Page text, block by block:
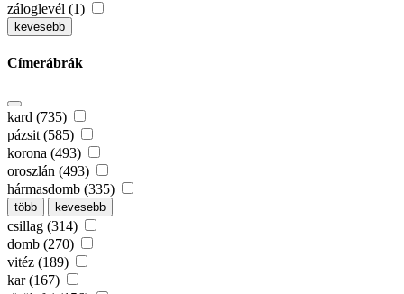
záloglevél (1)
kevesebb
Címerábrák
kard (735)
pázsit (585)
korona (493)
oroszlán (493)
hármasdomb (335)
több kevesebb
csillag (314)
domb (270)
vitéz (189)
kar (167)